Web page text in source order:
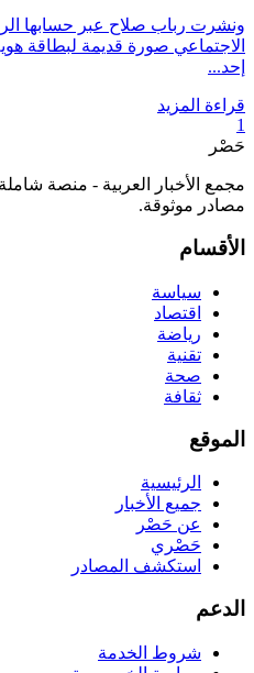
ونشرت رباب صلاح عبر حسابها
الاجتماعي صورة قديمة لبطاقة
إحد...
قراءة المزيد
1
حَصْر
مجمع الأخبار العربية - منصة
مصادر موثوقة.
الأقسام
سياسة
اقتصاد
رياضة
تقنية
صحة
ثقافة
الموقع
الرئيسية
جميع الأخبار
عن حَصْر
حَصْري
استكشف المصادر
الدعم
شروط الخدمة